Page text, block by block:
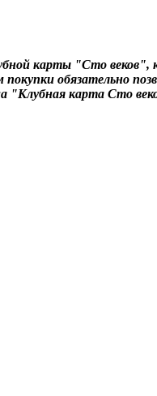
карты "Сто веков",
обязательно
"Клубная карта Сто